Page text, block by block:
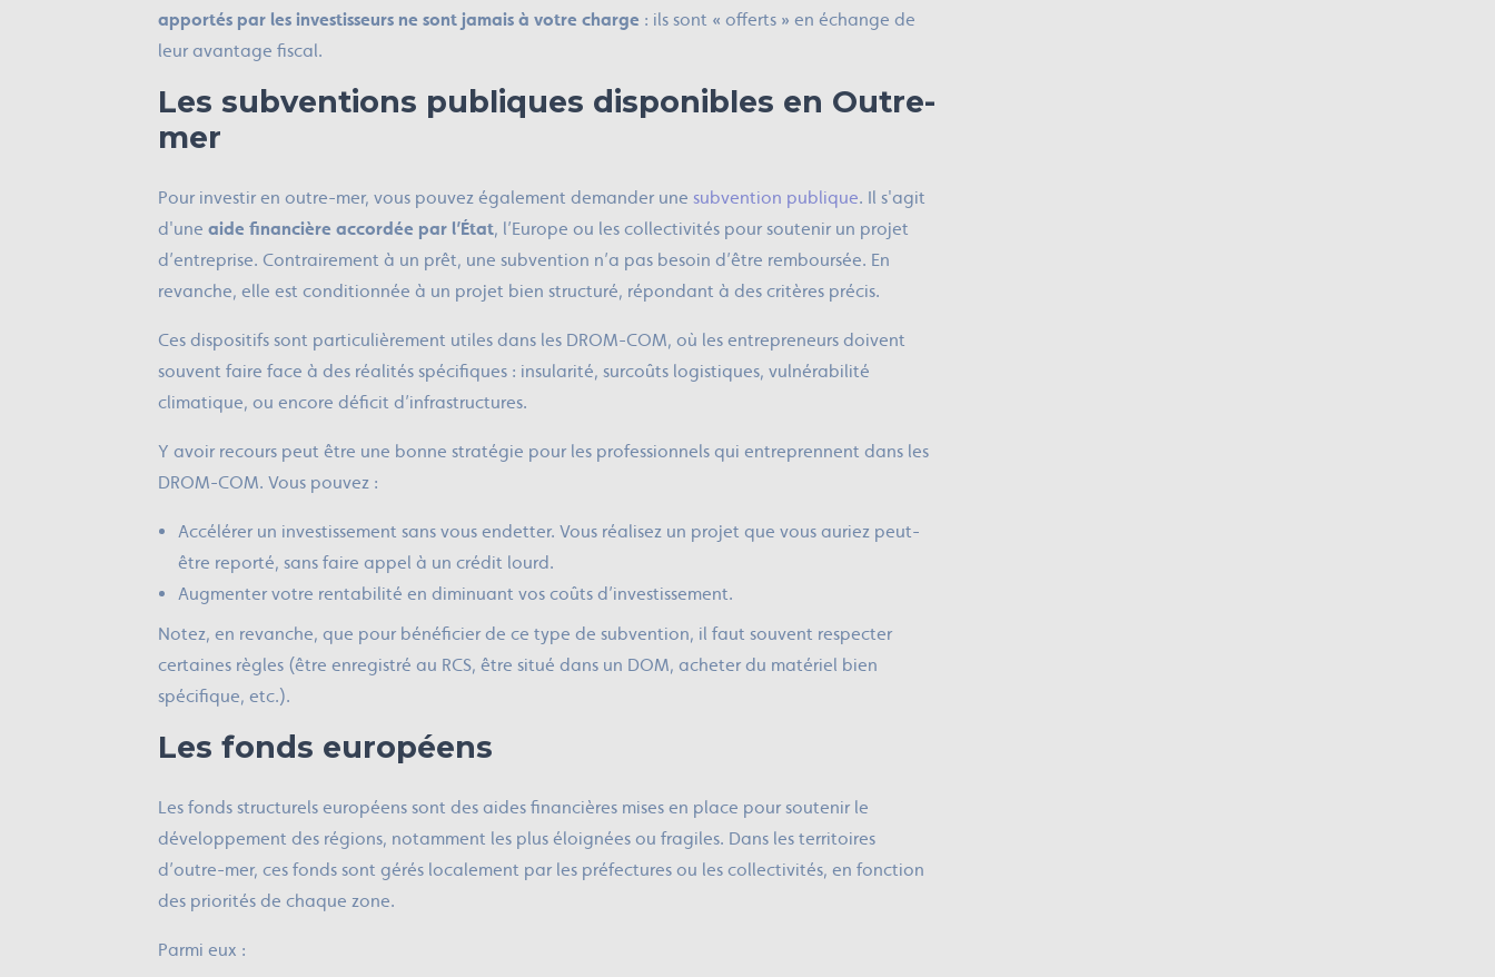
apportés par les investisseurs ne sont jamais à votre charge : ils sont « offerts » en échange de
leur avantage fiscal.
Les subventions publiques disponibles en Outre-
mer
Pour investir en outre-mer, vous pouvez également demander une subvention publique. Il s'agit
d'une aide financière accordée par l’État, l’Europe ou les collectivités pour soutenir un projet
d’entreprise. Contrairement à un prêt, une subvention n’a pas besoin d’être remboursée. En
revanche, elle est conditionnée à un projet bien structuré, répondant à des critères précis.
Ces dispositifs sont particulièrement utiles dans les DROM-COM, où les entrepreneurs doivent
souvent faire face à des réalités spécifiques : insularité, surcoûts logistiques, vulnérabilité
climatique, ou encore déficit d’infrastructures.
Y avoir recours peut être une bonne stratégie pour les professionnels qui entreprennent dans les
DROM-COM. Vous pouvez :
Accélérer un investissement sans vous endetter. Vous réalisez un projet que vous auriez peut-
être reporté, sans faire appel à un crédit lourd.
Augmenter votre rentabilité en diminuant vos coûts d’investissement.
Notez, en revanche, que pour bénéficier de ce type de subvention, il faut souvent respecter
certaines règles (être enregistré au RCS, être situé dans un DOM, acheter du matériel bien
spécifique, etc.).
‍Les fonds européens
Les fonds structurels européens sont des aides financières mises en place pour soutenir le
développement des régions, notamment les plus éloignées ou fragiles. Dans les territoires
d’outre-mer, ces fonds sont gérés localement par les préfectures ou les collectivités, en fonction
des priorités de chaque zone.
Parmi eux :